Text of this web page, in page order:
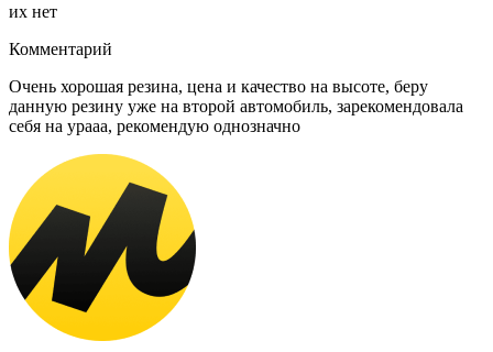
их нет
Комментарий
Очень хорошая резина, цена и качество на высоте, беру
данную резину уже на второй автомобиль, зарекомендовала
себя на урааа, рекомендую однозначно